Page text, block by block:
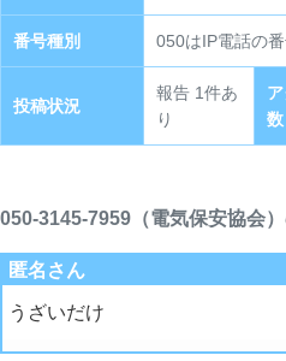
番号種別 050はIP電話の
投稿状況
報告 1件あ
り
数
050-3145-7959（電気保安協会
匿名さん
うざいだけ